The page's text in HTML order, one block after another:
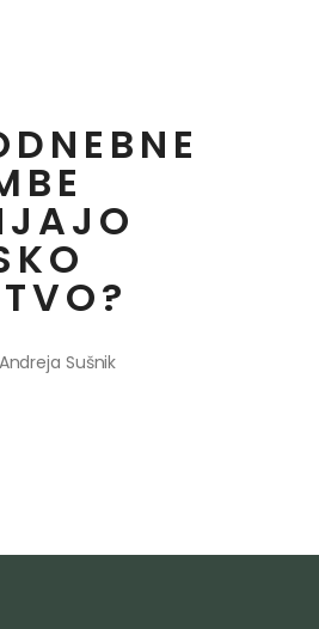
Sušnik